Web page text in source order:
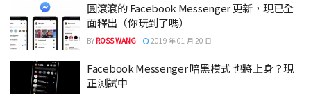
圓滾滾的 Facebook Messenger 更新，現已全
面釋出（你玩到了嗎）
BY ROSS WANG 2019 年 01 月 20 日
Facebook Messenger 暗黑模式 也將上身？現
正測試中